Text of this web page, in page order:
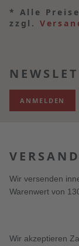
* Alle
zzgl.
ANMELDEN
Wir versenden
Warenwert von
Wir akzeptieren